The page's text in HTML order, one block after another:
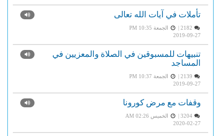
تأملات في آيات الله تعالى
الجمعة PM 10:35
2019-09-27
تنبيهات للمسبوقين في الصلاة والمعزيين في
المساجد
الجمعة PM 10:37
2019-09-27
وقفات مع مرض كورونا
3204 |
الخميس AM 02:26
2020-02-27